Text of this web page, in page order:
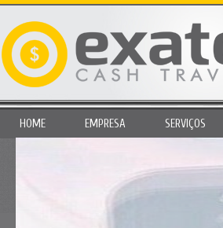
HOME EMPRESA SERVIÇOS